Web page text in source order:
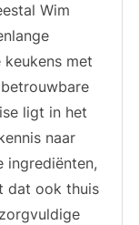
Wim
met
ligt in het
naar
ingrediënten,
dat ook thuis